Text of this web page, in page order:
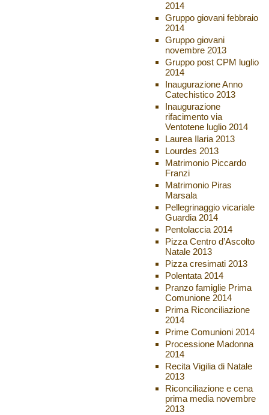
2014
Gruppo giovani febbraio
2014
Gruppo giovani
novembre 2013
Gruppo post CPM luglio
2014
Inaugurazione Anno
Catechistico 2013
Inaugurazione
rifacimento via
Ventotene luglio 2014
Laurea Ilaria 2013
Lourdes 2013
Matrimonio Piccardo
Franzi
Matrimonio Piras
Marsala
Pellegrinaggio vicariale
Guardia 2014
Pentolaccia 2014
Pizza Centro d’Ascolto
Natale 2013
Pizza cresimati 2013
Polentata 2014
Pranzo famiglie Prima
Comunione 2014
Prima Riconciliazione
2014
Prime Comunioni 2014
Processione Madonna
2014
Recita Vigilia di Natale
2013
Riconciliazione e cena
prima media novembre
2013